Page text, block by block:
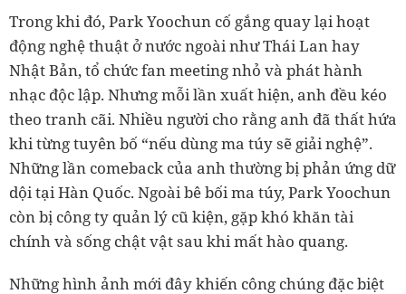
Trong khi đó, Park Yoochun cố gắng quay lại hoạt
động nghệ thuật ở nước ngoài như Thái Lan hay
Nhật Bản, tổ chức fan meeting nhỏ và phát hành
nhạc độc lập. Nhưng mỗi lần xuất hiện, anh đều kéo
theo tranh cãi. Nhiều người cho rằng anh đã thất hứa
khi từng tuyên bố “nếu dùng ma túy sẽ giải nghệ”.
Những lần comeback của anh thường bị phản ứng dữ
dội tại Hàn Quốc. Ngoài bê bối ma túy, Park Yoochun
còn bị công ty quản lý cũ kiện, gặp khó khăn tài
chính và sống chật vật sau khi mất hào quang.
Những hình ảnh mới đây khiến công chúng đặc biệt